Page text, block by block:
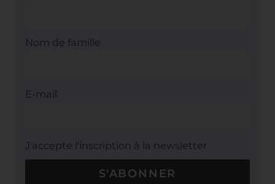
J'accepte l'inscription à la newsletter